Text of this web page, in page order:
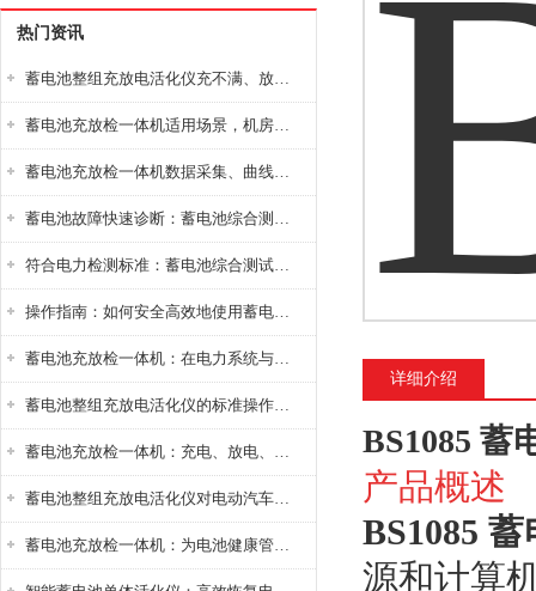
热门资讯
蓄电池整组充放电活化仪充不满、放不完怎么办？
蓄电池充放检一体机适用场景，机房基站变电站铅酸蓄电池维护检测应用
蓄电池充放检一体机数据采集、曲线分析与电池健康状态智能评估功能详解
蓄电池故障快速诊断：蓄电池综合测试仪判断落后电池的方法与标准
符合电力检测标准：蓄电池综合测试仪测试规范与精度校准方法详解
操作指南：如何安全高效地使用蓄电池智能活化仪？
蓄电池充放检一体机：在电力系统与储能设备中的创新应用，确保蓄电池性能与可靠性
蓄电池整组充放电活化仪的标准操作流程：从接线设置到充放电参数设定的安全规范
蓄电池充放检一体机：充电、放电、检测三功能集成设备
蓄电池整组充放电活化仪对电动汽车电池有帮助吗？
蓄电池充放检一体机：为电池健康管理提供一站式解决方案
详细介绍
BS1085 蓄
产品概述
BS1085
源和计算